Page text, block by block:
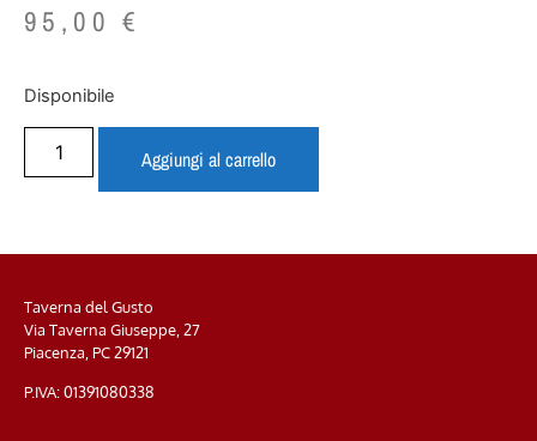
95,00€
Disponibile
Aggiungi al carrello
Taverna del Gusto
Via Taverna Giuseppe, 27
Piacenza, PC29121
P.IVA: 01391080338